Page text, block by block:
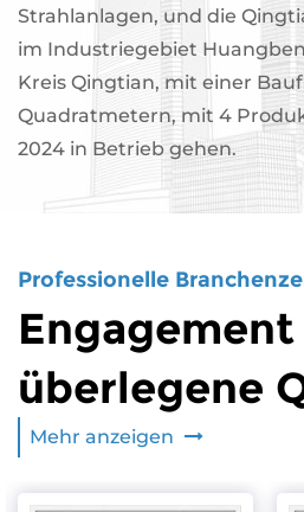
Strahlanlagen, und die
im Industriegebiet
Kreis Qingtian, mit einer
Quadratmetern, mit 4
2024 in Betrieb gehen.
Professionelle
überlegene
Mehr anzeigen